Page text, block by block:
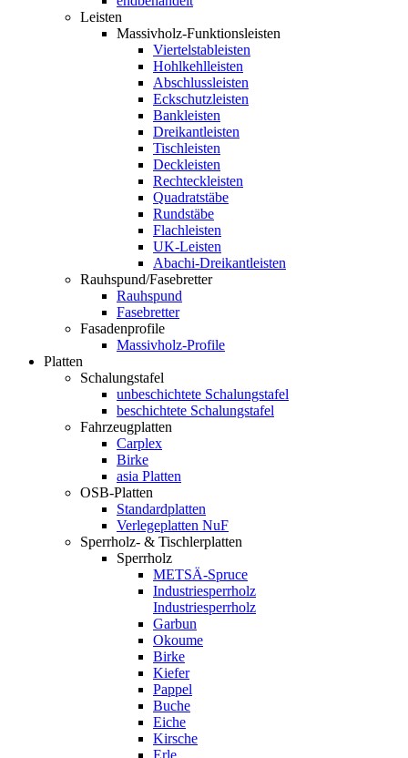
Leisten
Massivholz-Funktionsleisten
Viertelstableisten
Hohlkehlleisten
Abschlussleisten
Eckschutzleisten
Bankleisten
Dreikantleisten
Tischleisten
Deckleisten
Rechteckleisten
Quadratstäbe
Rundstäbe
Flachleisten
UK-Leisten
Abachi-Dreikantleisten
Rauhspund/Fasebretter
Rauhspund
Fasebretter
Fasadenprofile
Massivholz-Profile
Platten
Schalungstafel
unbeschichtete Schalungstafel
beschichtete Schalungstafel
Fahrzeugplatten
Carplex
Birke
asia Platten
OSB-Platten
Standardplatten
Verlegeplatten NuF
Sperrholz- & Tischlerplatten
Sperrholz
METSÄ-Spruce
Industriesperrholz
Industriesperrholz
Garbun
Okoume
Birke
Kiefer
Pappel
Buche
Eiche
Kirsche
Erle